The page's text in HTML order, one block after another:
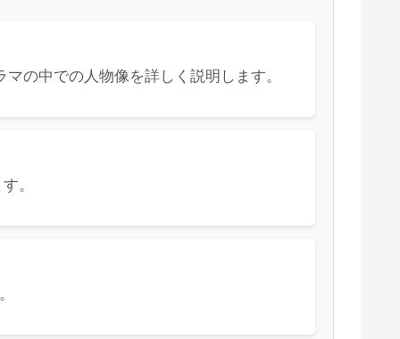
の中での人物像を詳しく説明します。
。